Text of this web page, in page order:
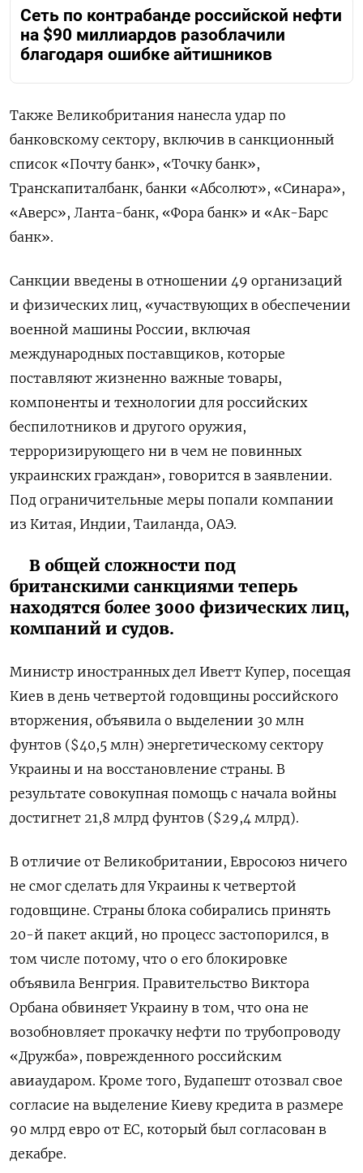
Сеть по контрабанде российской нефти
на $90 миллиардов разоблачили
благодаря ошибке айтишников
Также Великобритания нанесла удар по
банковскому сектору, включив в санкционный
список «Почту банк», «Точку банк»,
Транскапиталбанк, банки «Абсолют», «Синара»,
«Аверс», Ланта-банк, «Фора банк» и «Ак-Барс
банк».
Санкции введены в отношении 49 организаций
и физических лиц, «участвующих в обеспечении
военной машины России, включая
международных поставщиков, которые
поставляют жизненно важные товары,
компоненты и технологии для российских
беспилотников и другого оружия,
терроризирующего ни в чем не повинных
украинских граждан», говорится в заявлении.
Под ограничительные меры попали компании
из Китая, Индии, Таиланда, ОАЭ.
В общей сложности под
британскими санкциями теперь
находятся более 3000 физических лиц,
компаний и судов.
Министр иностранных дел Иветт Купер, посещая
Киев в день четвертой годовщины российского
вторжения, объявила о выделении 30 млн
фунтов ($40,5 млн) энергетическому сектору
Украины и на восстановление страны. В
результате совокупная помощь с начала войны
достигнет 21,8 млрд фунтов ($29,4 млрд).
В отличие от Великобритании, Евросоюз ничего
не смог сделать для Украины к четвертой
годовщине. Страны блока собирались принять
20-й пакет акций, но процесс застопорился, в
том числе потому, что о его блокировке
объявила Венгрия. Правительство Виктора
Орбана обвиняет Украину в том, что она не
возобновляет прокачку нефти по трубопроводу
«Дружба», поврежденного российским
авиаударом. Кроме того, Будапешт отозвал свое
согласие на выделение Киеву кредита в размере
90 млрд евро от ЕС, который был согласован в
декабре.